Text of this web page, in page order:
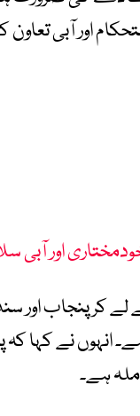
اور آبی
اور آبی
کر پنجاب اور
انہوں نے کہا
ہے۔